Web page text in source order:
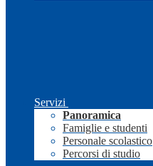
Servizi
Panoramica
Famiglie e studenti
Personale scolastico
Percorsi di studio